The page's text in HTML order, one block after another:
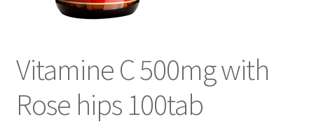
Vitamine C 500mg with
Rose hips 100tab